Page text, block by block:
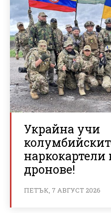
Украйна учи
наркокартели
дронове!
ПЕТЪК, 7 АВГУСТ 2026